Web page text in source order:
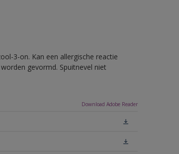
3-on. Kan een allergische reactie
gevormd. Spuitnevel niet
Download Adobe Reader